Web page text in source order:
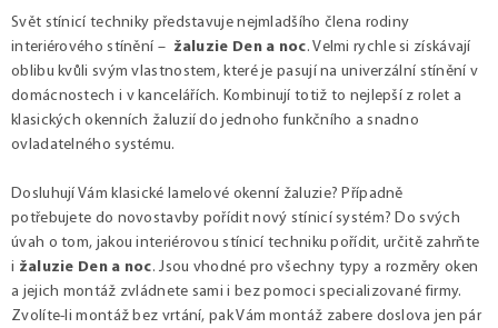
á
n
Svět stínicí techniky představuje nejmladšího člena rodiny
interiérového stínění – žaluzie Den a noc. Velmi rychle si získávají
oblibu kvůli svým vlastnostem, které je pasují na univerzální stínění v
domácnostech i v kancelářích. Kombinují totiž to nejlepší z rolet a
klasických okenních žaluzií do jednoho funkčního a snadno
ovladatelného systému.
Dosluhují Vám klasické lamelové okenní žaluzie? Případně
potřebujete do novostavby pořídit nový stínicí systém? Do svých
úvah o tom, jakou interiérovou stínicí techniku pořídit, určitě zahrňte
i žaluzie Den a noc. Jsou vhodné pro všechny typy a rozměry oken
a jejich montáž zvládnete sami i bez pomoci specializované firmy.
Zvolíte-li montáž bez vrtání, pak Vám montáž zabere doslova jen pár